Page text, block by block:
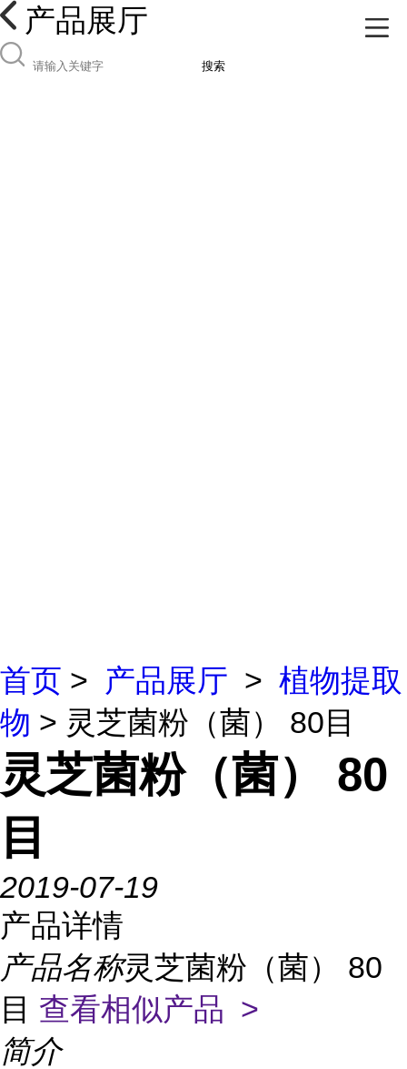
产品展厅
搜索
首页 > 产品展厅 > 植物提取
物 > 灵芝菌粉（菌） 80目
灵芝菌粉（菌） 80
目
2019-07-19
产品详情
产品名称灵芝菌粉（菌） 80
目 查看相似产品 >
简介